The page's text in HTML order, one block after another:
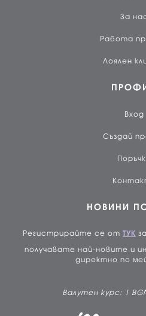
За
Работа
Лоялен
Вход
Създай
НОВИНИ
Регистрирайте се от ТУК
получавате най-новите и
директно по
Валутен курс: 1